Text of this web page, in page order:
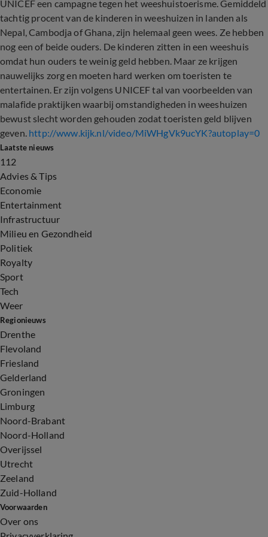
UNICEF een campagne tegen het weeshuistoerisme. Gemiddeld
tachtig procent van de kinderen in weeshuizen in landen als
Nepal, Cambodja of Ghana, zijn helemaal geen wees. Ze hebben
nog een of beide ouders. De kinderen zitten in een weeshuis
omdat hun ouders te weinig geld hebben. Maar ze krijgen
nauwelijks zorg en moeten hard werken om toeristen te
entertainen. Er zijn volgens UNICEF tal van voorbeelden van
malafide praktijken waarbij omstandigheden in weeshuizen
bewust slecht worden gehouden zodat toeristen geld blijven
geven. http://www.kijk.nl/video/MiWHgVk9ucYK?autoplay=0
Laatste nieuws
112
Advies & Tips
Economie
Entertainment
Infrastructuur
Milieu en Gezondheid
Politiek
Royalty
Sport
Tech
Weer
Regionieuws
Drenthe
Flevoland
Friesland
Gelderland
Groningen
Limburg
Noord-Brabant
Noord-Holland
Overijssel
Utrecht
Zeeland
Zuid-Holland
Voorwaarden
Over ons